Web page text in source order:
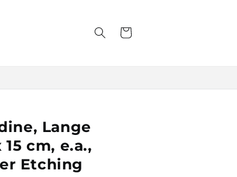
Warenkorb
Lange
cm, e.a.,
Etching